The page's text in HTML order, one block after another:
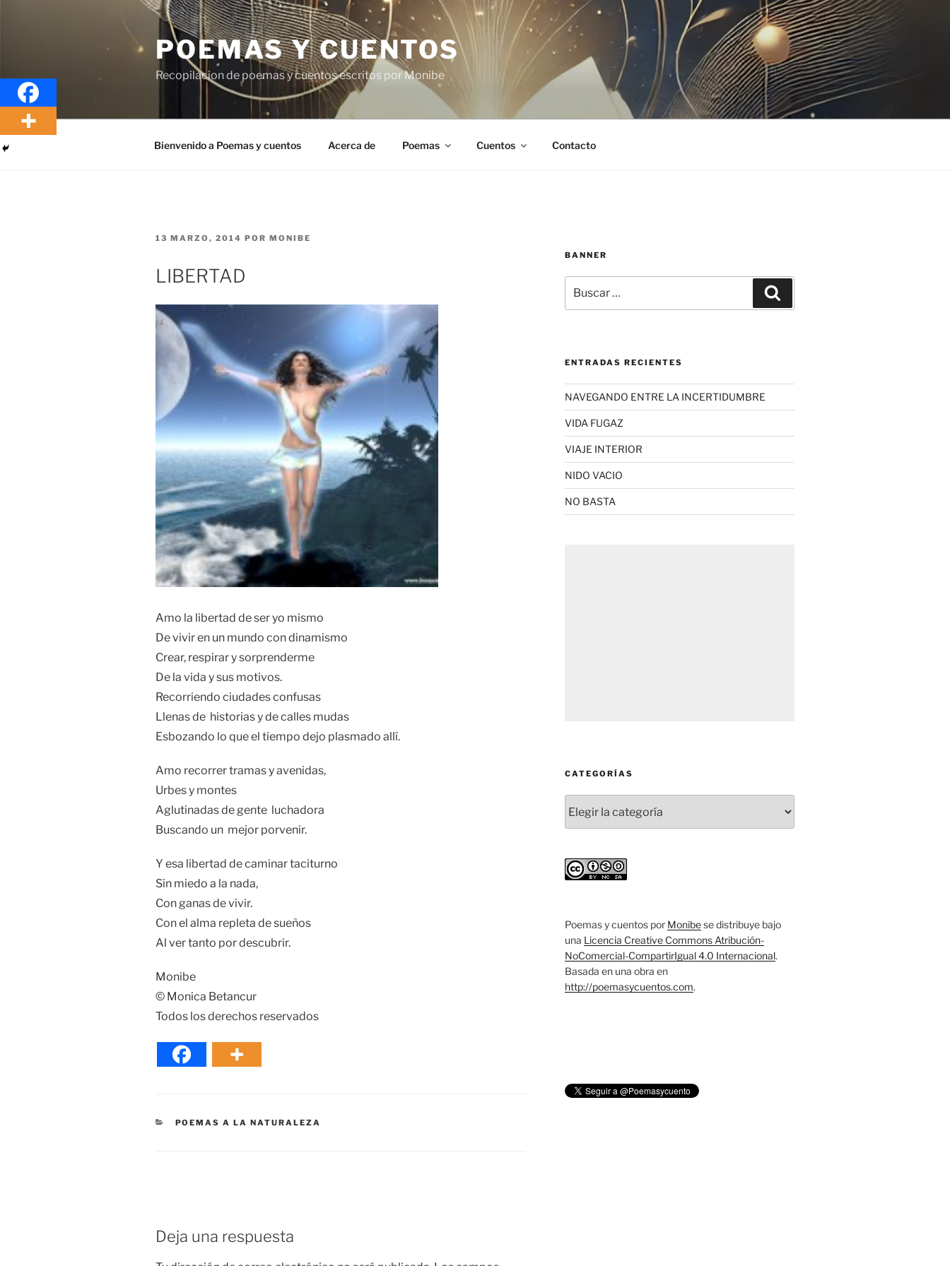
POEMAS Y CUENTOS
Recopilacion de poemas y cuentos escritos por Monibe
Bienvenido a Poemas y cuentos Acerca de Poemas Cuentos Contacto
PUBLICADO
13 MARZO, 2014 POR MONIBE
LIBERTAD
Amo la libertad de ser yo mismo
De vivir en un mundo con dinamismo
Crear, respirar y sorprenderme
De la vida y sus motivos.
Recorriendo ciudades confusas
Llenas de historias y de calles mudas
Esbozando lo que el tiempo dejo plasmado allí.
Amo recorrer tramas y avenidas,
Urbes y montes
Aglutinadas de gente luchadora
Buscando un mejor porvenir.
Y esa libertad de caminar taciturno
Sin miedo a la nada,
Con ganas de vivir.
Con el alma repleta de sueños
Al ver tanto por descubrir.
Monibe
© Monica Betancur
Todos los derechos reservados
CATEGORÍAS
POEMAS A LA NATURALEZA
Deja una respuesta
BANNER
por:
ENTRADAS RECIENTES
NAVEGANDO ENTRE LA INCERTIDUMBRE
VIDA FUGAZ
VIAJE INTERIOR
NIDO VACIO
NO BASTA
CATEGORÍAS
Poemas y cuentospor Monibese distribuye bajo
una Licencia Creative Commons Atribución-
NoComercial-CompartirIgual 4.0 Internacional.
Basada en una obra en
http://poemasycuentos.com.